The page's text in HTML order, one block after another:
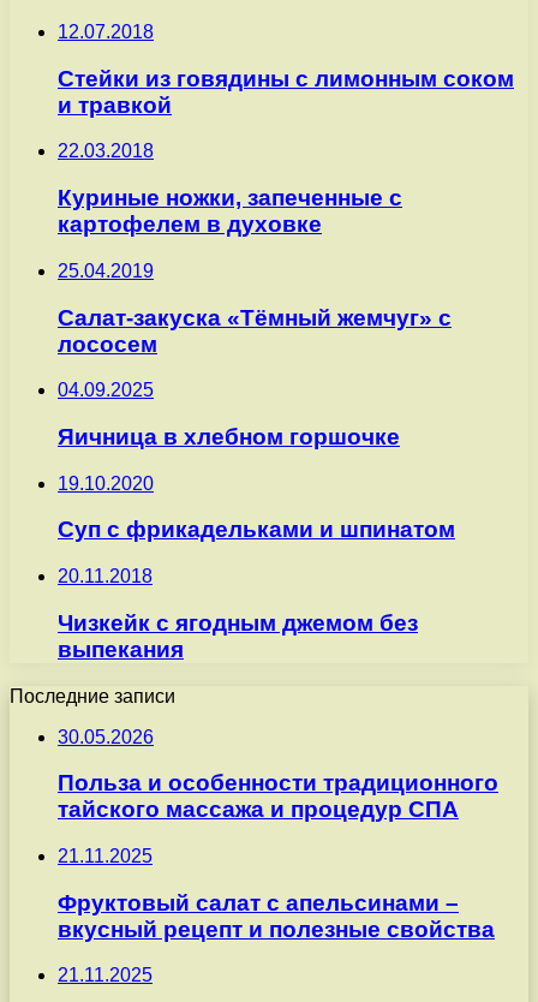
12.07.2018
Стейки из говядины с лимонным соком
и травкой
22.03.2018
Куриные ножки, запеченные с
картофелем в духовке
25.04.2019
Салат-закуска «Тёмный жемчуг» с
лососем
04.09.2025
Яичница в хлебном горшочке
19.10.2020
Суп с фрикадельками и шпинатом
20.11.2018
Чизкейк с ягодным джемом без
выпекания
Последние записи
30.05.2026
Польза и особенности традиционного
тайского массажа и процедур СПА
21.11.2025
Фруктовый салат с апельсинами –
вкусный рецепт и полезные свойства
21.11.2025